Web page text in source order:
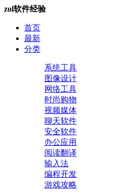
zol软件经验
首页
最新
分类
系统工具
图像设计
网络工具
时尚购物
视频媒体
聊天软件
安全软件
办公应用
阅读翻译
输入法
编程开发
游戏攻略